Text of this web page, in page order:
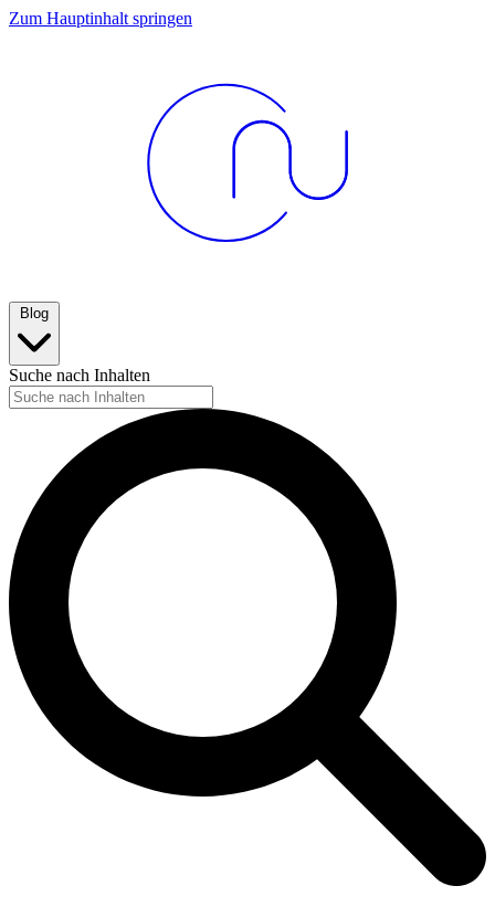
Zum Hauptinhalt springen
Blog
Suche nach Inhalten